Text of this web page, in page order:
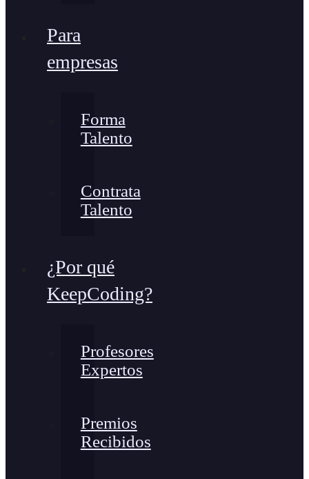
Para
empresas
Forma
Talento
Contrata
Talento
¿Por qué
KeepCoding?
Profesores
Expertos
Premios
Recibidos